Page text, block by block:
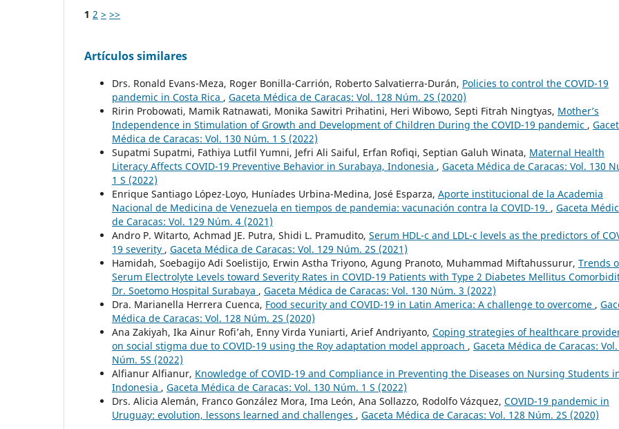
1 2 > >>
Artículos similares
Drs. Ronald Evans-Meza, Roger Bonilla-Carrión, Roberto Salvatierra-Durán, Policies to control the COVID-19
pandemic in Costa Rica , Gaceta Médica de Caracas: Vol. 128 Núm. 2S (2020)
Ririn Probowati, Mamik Ratnawati, Monika Sawitri Prihatini, Heri Wibowo, Septi Fitrah Ningtyas, Mother’s
Independence in Stimulation of Growth and Development of Children During the COVID-19 pandemic ,
Médica de Caracas: Vol. 130 Núm. 1 S (2022)
Supatmi Supatmi, Fathiya Lutfil Yumni, Jefri Ali Saiful, Erfan Rofiqi, Septian Galuh Winata, Maternal Health
Literacy Affects COVID-19 Preventive Behavior in Surabaya, Indonesia , Gaceta Médica de Caracas: Vol. 130
1 S (2022)
Enrique Santiago López-Loyo, Huníades Urbina-Medina, José Esparza, Aporte institucional de la Academia
Nacional de Medicina de Venezuela en tiempos de pandemia: vacunación contra la COVID-19. , Gaceta
de Caracas: Vol. 129 Núm. 4 (2021)
Andro P. Witarto, Achmad JE. Putra, Shidi L. Pramudito, Serum HDL-c and LDL-c levels as the predictors of
19 severity , Gaceta Médica de Caracas: Vol. 129 Núm. 2S (2021)
Hamidah, Soebagijo Adi Soelistijo, Erwin Astha Triyono, Agung Pranoto, Muhammad Miftahussurur, Trends
Serum Electrolyte Levels toward Severity Rates in COVID-19 Patients with Type 2 Diabetes Mellitus
Dr. Soetomo Hospital Surabaya , Gaceta Médica de Caracas: Vol. 130 Núm. 3 (2022)
Dra. Marianella Herrera Cuenca, Food security and COVID-19 in Latin America: A challenge to overcome ,
Médica de Caracas: Vol. 128 Núm. 2S (2020)
Ana Zakiyah, Ika Ainur Rofi’ah, Enny Virda Yuniarti, Arief Andriyanto, Coping strategies of healthcare
on social stigma due to COVID-19 using the Roy adaptation model approach , Gaceta Médica de Caracas:
Núm. 5S (2022)
Alfianur Alfianur, Knowledge of COVID-19 and Compliance in Preventing the Diseases on Nursing Students
Indonesia , Gaceta Médica de Caracas: Vol. 130 Núm. 1 S (2022)
Drs. Alicia Alemán, Franco González Mora, Ima León, Ana Sollazzo, Rodolfo Vázquez, COVID-19 pandemic in
Uruguay: evolution, lessons learned and challenges , Gaceta Médica de Caracas: Vol. 128 Núm. 2S (2020)